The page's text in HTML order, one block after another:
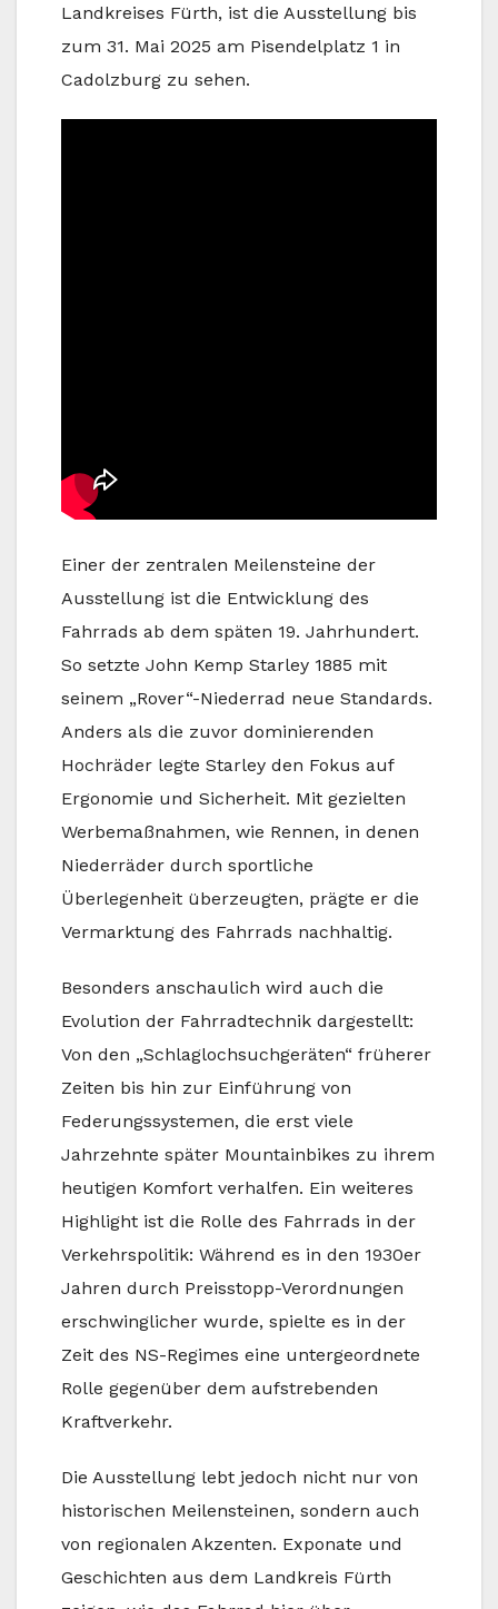
Landkreises Fürth, ist die Ausstellung bis
zum 31. Mai 2025 am Pisendelplatz 1 in
Cadolzburg zu sehen.
Einer der zentralen Meilensteine der
Ausstellung ist die Entwicklung des
Fahrrads ab dem späten 19. Jahrhundert.
So setzte John Kemp Starley 1885 mit
seinem „Rover“-Niederrad neue Standards.
Anders als die zuvor dominierenden
Hochräder legte Starley den Fokus auf
Ergonomie und Sicherheit. Mit gezielten
Werbemaßnahmen, wie Rennen, in denen
Niederräder durch sportliche
Überlegenheit überzeugten, prägte er die
Vermarktung des Fahrrads nachhaltig.
Besonders anschaulich wird auch die
Evolution der Fahrradtechnik dargestellt:
Von den „Schlaglochsuchgeräten“ früherer
Zeiten bis hin zur Einführung von
Federungssystemen, die erst viele
Jahrzehnte später Mountainbikes zu ihrem
heutigen Komfort verhalfen. Ein weiteres
Highlight ist die Rolle des Fahrrads in der
Verkehrspolitik: Während es in den 1930er
Jahren durch Preisstopp-Verordnungen
erschwinglicher wurde, spielte es in der
Zeit des NS-Regimes eine untergeordnete
Rolle gegenüber dem aufstrebenden
Kraftverkehr.
Die Ausstellung lebt jedoch nicht nur von
historischen Meilensteinen, sondern auch
von regionalen Akzenten. Exponate und
Geschichten aus dem Landkreis Fürth